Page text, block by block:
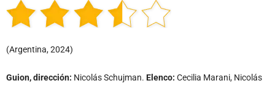
(Argentina, 2024)
Guion, dirección: Nicolás Schujman. Elenco: Cecilia Marani, Nicolás